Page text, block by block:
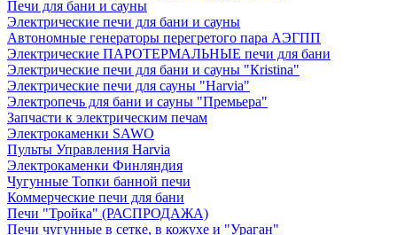
Печи для бани и сауны
Электрические печи для бани и сауны
Автономные генераторы перегретого пара АЭГПП
Электрические ПАРОТЕРМАЛЬНЫЕ печи для бани
Электрические печи для бани и сауны "Кristina"
Электрические печи для сауны "Harvia"
Электропечь для бани и сауны "Премьера"
Запчасти к электрическим печам
Электрокаменки SAWO
Пульты Управления Harvia
Электрокаменки Финляндия
Чугунные Топки банной печи
Коммерческие печи для бани
Печи "Тройка" (РАСПРОДАЖА)
Печи чугунные в сетке, в кожухе и "Ураган"